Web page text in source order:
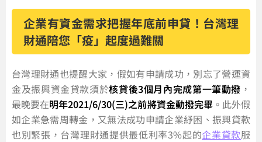
企業有資金需求把握年底前申貸！台灣理
財通陪您「疫」起度過難關
台灣理財通也提醒大家，假如有申請成功，別忘了營運資
金及振興資金貸款須於核貸後3個月內完成第一筆動撥 ，
最晚要在明年2021/6/30(三)之前將資金動撥完畢。此外假
如企業急需周轉金，又無法成功申請企業紓困、振興貸款
也別緊張，台灣理財通提供最低利率3%起的企業貸款服